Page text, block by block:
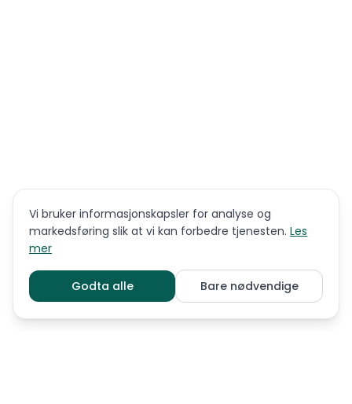
Vi bruker informasjonskapsler for analyse og
markedsføring slik at vi kan forbedre tjenesten. Les
mer
Godta alle Bare nødvendige